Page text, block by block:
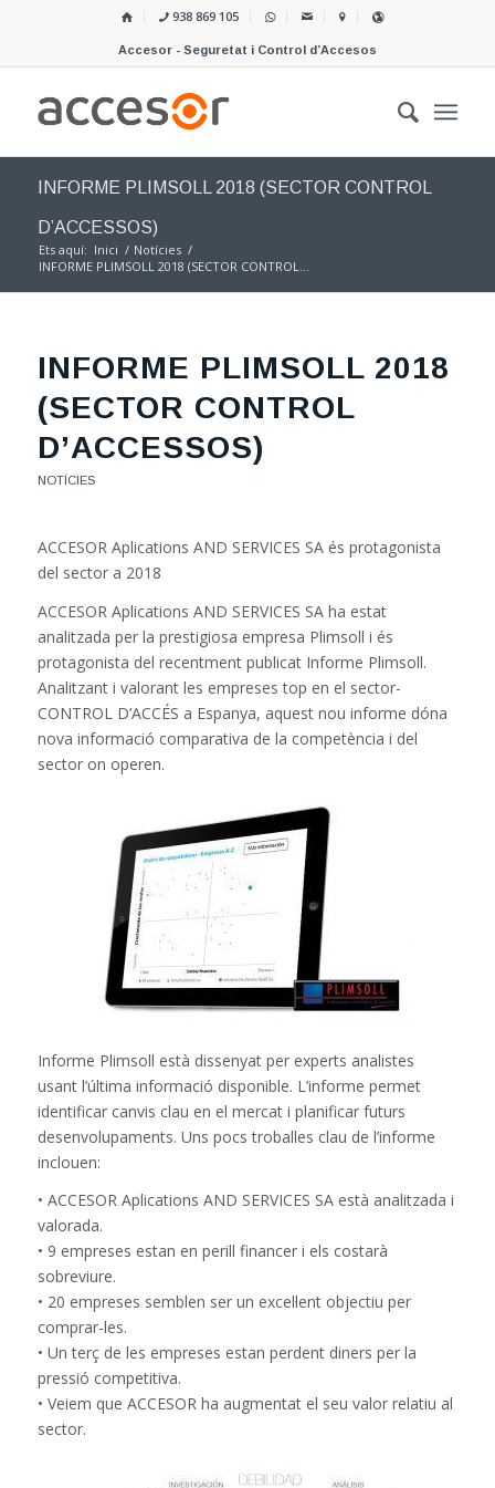
938 869 105
Accesor - Seguretat i Control d’Accesos
INFORME PLIMSOLL 2018 (SECTOR CONTROL
D’ACCESSOS)
Ets aquí: Inici / Notícies /
INFORME PLIMSOLL 2018 (SECTOR CONTROL...
INFORME PLIMSOLL 2018
(SECTOR CONTROL
D’ACCESSOS)
NOTÍCIES
ACCESOR Aplications AND SERVICES SA és protagonista
del sector a 2018
ACCESOR Aplications AND SERVICES SA ha estat
analitzada per la prestigiosa empresa Plimsoll i és
protagonista del recentment publicat Informe Plimsoll.
Analitzant i valorant les empreses top en el sector-
CONTROL D’ACCÉS a Espanya, aquest nou informe dóna
nova informació comparativa de la competència i del
sector on operen.
Informe Plimsoll està dissenyat per experts analistes
usant l’última informació disponible. L’informe permet
identificar canvis clau en el mercat i planificar futurs
desenvolupaments. Uns pocs troballes clau de l’informe
inclouen:
• ACCESOR Aplications AND SERVICES SA està analitzada i
valorada.
• 9 empreses estan en perill financer i els costarà
sobreviure.
• 20 empreses semblen ser un excel·lent objectiu per
comprar-les.
• Un terç de les empreses estan perdent diners per la
pressió competitiva.
• Veiem que ACCESOR ha augmentat el seu valor relatiu al
sector.